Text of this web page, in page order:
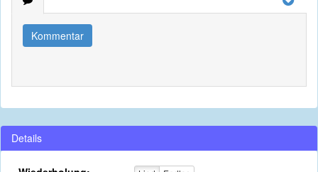
Kommentar
Details